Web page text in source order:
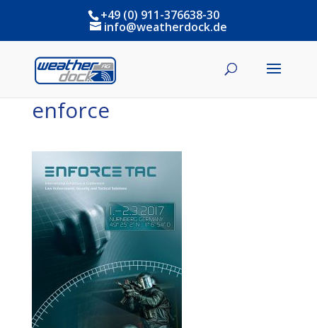
+49 (0) 911-376638-30
info@weatherdock.de
enforce